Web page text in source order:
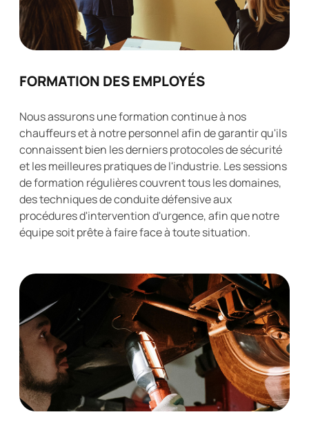
FORMATION DES EMPLOYÉS
Nous assurons une formation continue à nos
chauffeurs et à notre personnel afin de garantir qu'ils
connaissent bien les derniers protocoles de sécurité
et les meilleures pratiques de l'industrie. Les sessions
de formation régulières couvrent tous les domaines,
des techniques de conduite défensive aux
procédures d'intervention d'urgence, afin que notre
équipe soit prête à faire face à toute situation.